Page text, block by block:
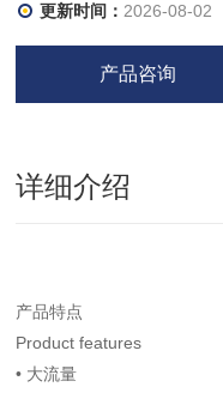
证为 SIL2。
更新时间： 2026-08-02
产品咨询
详细介绍
产品特点
Product features
• 大流量